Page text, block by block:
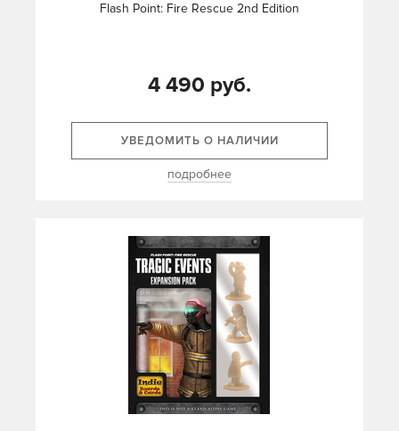
Flash Point: Fire Rescue 2nd Edition
4 490 руб.
УВЕДОМИТЬ О НАЛИЧИИ
подробнее